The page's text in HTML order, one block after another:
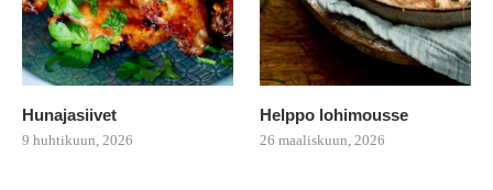
Hunajasiivet
9 huhtikuun, 2026
Helppo lohimousse
26 maaliskuun, 2026